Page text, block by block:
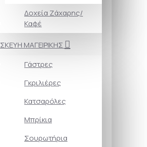
Δοχεία Ζάχαρης/
Καφέ
ΣΚΕΥΗ ΜΑΓΕΙΡΙΚΗΣ
Γάστρες
Γκριλιέρες
Κατσαρόλες
Μπρίκια
Σουρωτήρια